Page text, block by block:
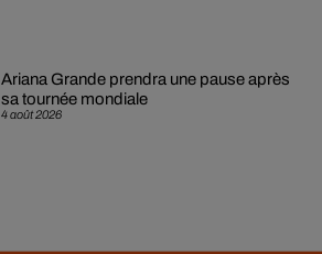
4 août 2026
Ariana Grande prendra une pause après
sa tournée mondiale